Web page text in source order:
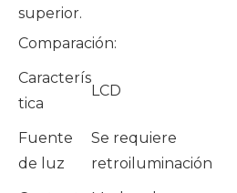
superior.
Comparación:
Caracterís
tica
LCD
Fuente
de luz
Se requiere
retroiluminación